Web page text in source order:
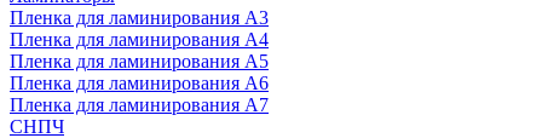
Пленка для ламинирования А3
Пленка для ламинирования А4
Пленка для ламинирования А5
Пленка для ламинирования А6
Пленка для ламинирования А7
СНПЧ